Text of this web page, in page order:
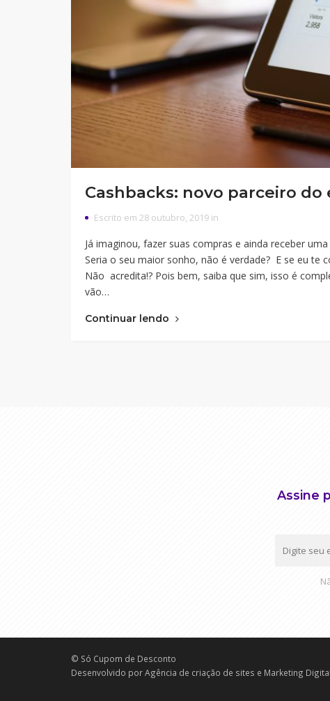
Cashbacks: novo parceiro
Escrito em 28 outubro, 2019 in
Já imaginou, fazer suas compras e ainda receber
Seria o seu maior sonho, não é verdade? E se eu te
Não acredita!? Pois bem, saiba que sim, isso é
vão…
Continuar lendo
Assine
© Só Cupom de Desconto
Desenvolvido porAgência de criação de sites e Marketing Digital